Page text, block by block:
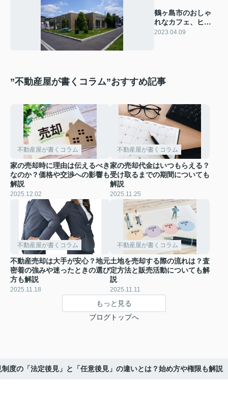
鶴ヶ島市のおしゃ
れなカフェ、ヒナ
ノ珈琲さんでラン
2023.04.09
”不動産屋が書くコラム”おすすめ記事
不動産屋が書くコラム
家の売却時に理由は伝えるべき
なのか？価格や交渉への影響も
解説
2025.12.02
不動産屋が書くコラム
家の売却代金はいつもらえる？
受け取るまでの期間についても
解説
2025.11.25
不動産屋が書くコラム
不動産売却は大手が安心？地元
密着の強みや迷ったときの選び
方も解説
2025.11.18
不動産屋が書くコラム
土地を売却する際の流れは？査
定方法と販売活動についても解
説
2025.11.11
もっと見る
ブログトップへ
制度の「法定後見」と「任意後見」の違いとは？始め方や権限も解説